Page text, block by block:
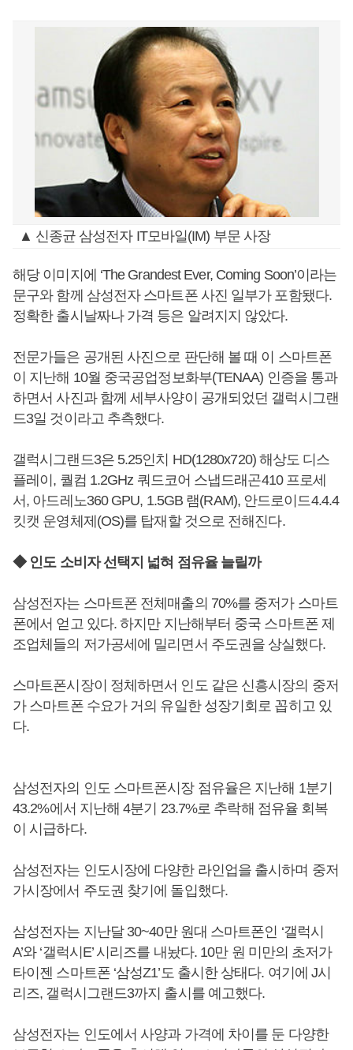
▲ 신종균 삼성전자 IT모바일(IM) 부문 사장
해당 이미지에 ‘The Grandest Ever, Coming Soon’이라는
문구와 함께 삼성전자 스마트폰 사진 일부가 포함됐다.
정확한 출시날짜나 가격 등은 알려지지 않았다.
전문가들은 공개된 사진으로 판단해 볼 때 이 스마트폰
이 지난해 10월 중국공업정보화부(TENAA) 인증을 통과
하면서 사진과 함께 세부사양이 공개되었던 갤럭시그랜
드3일 것이라고 추측했다.
갤럭시그랜드3은 5.25인치 HD(1280x720) 해상도 디스
플레이, 퀄컴 1.2GHz 쿼드코어 스냅드래곤410 프로세
서, 아드레노360 GPU, 1.5GB 램(RAM), 안드로이드4.4.4
킷캣 운영체제(OS)를 탑재할 것으로 전해진다.
◆ 인도 소비자 선택지 넓혀 점유율 늘릴까
삼성전자는 스마트폰 전체매출의 70%를 중저가 스마트
폰에서 얻고 있다. 하지만 지난해부터 중국 스마트폰 제
조업체들의 저가공세에 밀리면서 주도권을 상실했다.
스마트폰시장이 정체하면서 인도 같은 신흥시장의 중저
가 스마트폰 수요가 거의 유일한 성장기회로 꼽히고 있
다.
삼성전자의 인도 스마트폰시장 점유율은 지난해 1분기
43.2%에서 지난해 4분기 23.7%로 추락해 점유율 회복
이 시급하다.
삼성전자는 인도시장에 다양한 라인업을 출시하며 중저
가시장에서 주도권 찾기에 돌입했다.
삼성전자는 지난달 30~40만 원대 스마트폰인 ‘갤럭시
A’와 ‘갤럭시E’ 시리즈를 내놨다. 10만 원 미만의 초저가
타이젠 스마트폰 ‘삼성Z1’도 출시한 상태다. 여기에 J시
리즈, 갤럭시그랜드3까지 출시를 예고했다.
삼성전자는 인도에서 사양과 가격에 차이를 둔 다양한